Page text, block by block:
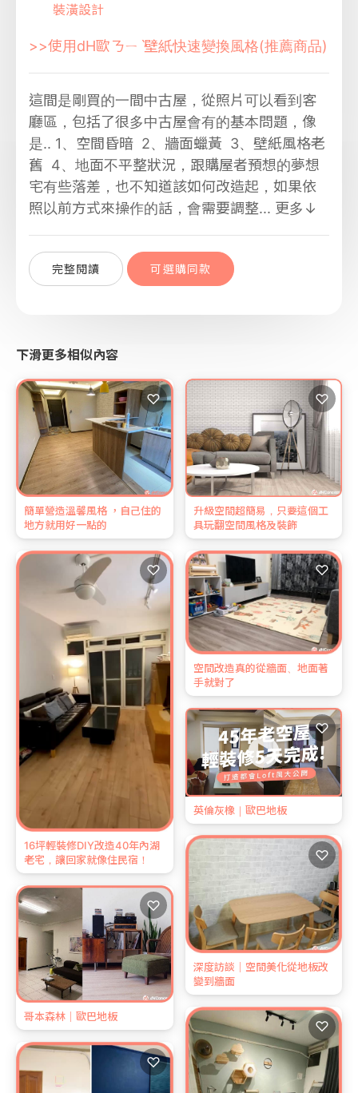
裝潢設計
>>使用dH歐ㄋㄧˋ壁紙快速變換風格(推薦商品)
這間是剛買的一間中古屋，從照片可以看到客
廳區，包括了很多中古屋會有的基本問題，像
是.. 1、空間昏暗 2、牆面蠟黃 3、壁紙風格老
舊 4、地面不平整狀況，跟購屋者預想的夢想
宅有些落差，也不知道該如何改造起，如果依
照以前方式來操作的話，會需要調整... 更多↓
完整閱讀 可選購同款
下滑更多相似內容
簡單營造溫馨風格 ，自己住的
地方就用好一點的
♡
升級空間超簡易，只要這個工
具玩翻空間風格及裝飾
♡
16坪輕裝修DIY改造40年內湖
老宅，讓回家就像住民宿！
♡
空間改造真的從牆面、地面著
手就對了
♡
哥本森林｜歐巴地板
♡
英倫灰橡｜歐巴地板
♡
♡
深度訪談｜空間美化從地板改
變到牆面
♡
♡